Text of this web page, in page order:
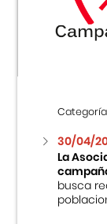
Centro
Museo
Fondo
Teatro
30/04/
La
busca